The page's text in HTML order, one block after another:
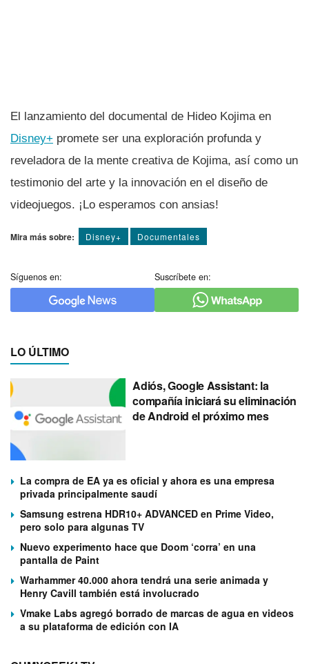
El lanzamiento del documental de Hideo Kojima en
Disney+ promete ser una exploración profunda y
reveladora de la mente creativa de Kojima, así como un
testimonio del arte y la innovación en el diseño de
videojuegos. ¡Lo esperamos con ansias!
Mira más sobre: Disney+ Documentales
Síguenos en: Suscríbete en:
LO ÚLTIMO
Adiós, Google Assistant: la
compañía iniciará su eliminación
de Android el próximo mes
La compra de EA ya es oficial y ahora es una empresa
privada principalmente saudí
Samsung estrena HDR10+ ADVANCED en Prime Video,
pero solo para algunas TV
Nuevo experimento hace que Doom ‘corra’ en una
pantalla de Paint
Warhammer 40.000 ahora tendrá una serie animada y
Henry Cavill también está involucrado
Vmake Labs agregó borrado de marcas de agua en videos
a su plataforma de edición con IA